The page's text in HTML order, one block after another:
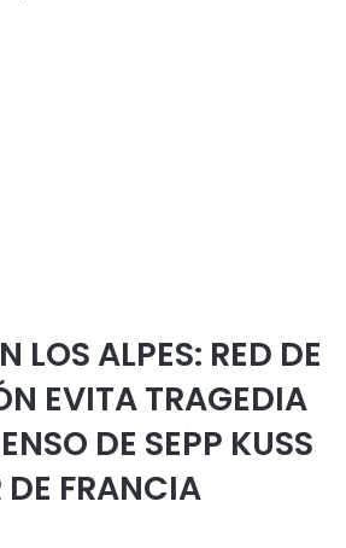
LOS ALPES: RED DE
EVITA TRAGEDIA
DE SEPP KUSS
DE FRANCIA